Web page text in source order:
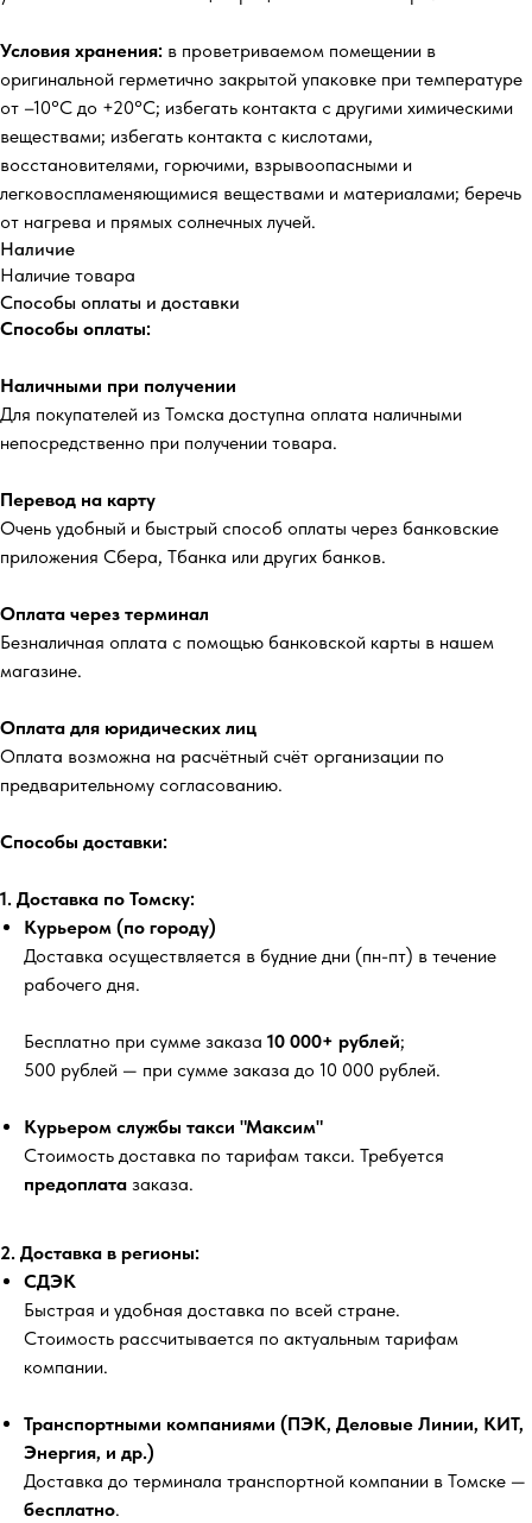
Условия хранения: в проветриваемом помещении в
оригинальной герметично закрытой упаковке при температуре
от –10°С до +20°С; избегать контакта с другими химическими
веществами; избегать контакта с кислотами,
восстановителями, горючими, взрывоопасными и
легковоспламеняющимися веществами и материалами; беречь
от нагрева и прямых солнечных лучей.
Наличие
Наличие товара
Способы оплаты и доставки
Способы оплаты:
Наличными при получении
Для покупателей из Томска доступна оплата наличными
непосредственно при получении товара.
Перевод на карту
Очень удобный и быстрый способ оплаты через банковские
приложения Сбера, Тбанка или других банков.
Оплата через терминал
Безналичная оплата с помощью банковской карты в нашем
магазине.
Оплата для юридических лиц
Оплата возможна на расчётный счёт организации по
предварительному согласованию.
Способы доставки:
1. Доставка по Томску:
Курьером (по городу)
Доставка осуществляется в будние дни (пн-пт) в течение
рабочего дня.
Бесплатно при сумме заказа 10 000+ рублей;
500 рублей — при сумме заказа до 10 000 рублей.
Курьером службы такси "Максим"
Стоимость доставка по тарифам такси. Требуется
предоплата заказа.
2. Доставка в регионы:
СДЭК
Быстрая и удобная доставка по всей стране.
Стоимость рассчитывается по актуальным тарифам
компании.
Транспортными компаниями (ПЭК, Деловые Линии, КИТ,
Энергия, и др.)
Доставка до терминала транспортной компании в Томске —
бесплатно.